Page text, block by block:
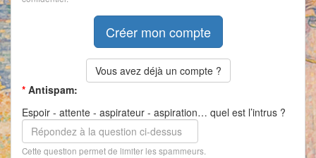
Vous avez déjà un compte ?
* Antispam:
Espoir - attente - aspirateur - aspiration… quel est l’intrus ?
Cette question permet de limiter les spammeurs.